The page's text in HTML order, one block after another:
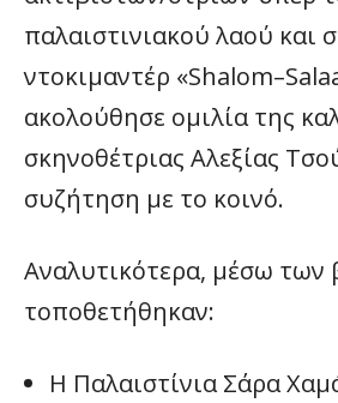
παλαιστινιακού λαού και
ντοκιμαντέρ
ακολούθησε ομιλία της
σκηνοθέτριας Αλεξίας
συζήτηση με το κοινό.
Αναλυτικότερα, μέσω των
τοποθετήθηκαν:
Η Παλαιστίνια Σάρα